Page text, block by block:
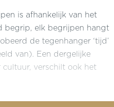
is afhankelijk van het
begrip, elk begrijpen hangt
de tegenhanger ‘tijd’
van). Een dergelijke
verschilt ook het